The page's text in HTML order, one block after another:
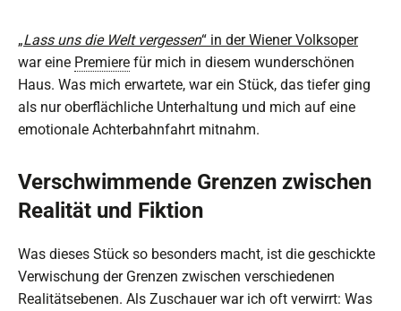
„Lass uns die Welt vergessen“ in der Wiener Volksoper
war eine Premiere für mich in diesem wunderschönen
Haus. Was mich erwartete, war ein Stück, das tiefer ging
als nur oberflächliche Unterhaltung und mich auf eine
emotionale Achterbahnfahrt mitnahm.
Verschwimmende Grenzen zwischen
Realität und Fiktion
Was dieses Stück so besonders macht, ist die geschickte
Verwischung der Grenzen zwischen verschiedenen
Realitätsebenen. Als Zuschauer war ich oft verwirrt: Was